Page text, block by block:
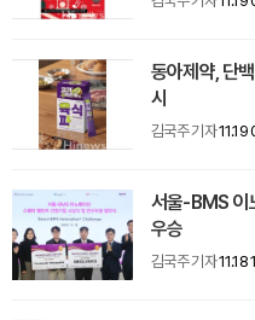
동아제약, 단
시
김국주 기자
서울-BMS 이
우승
김국주 기자